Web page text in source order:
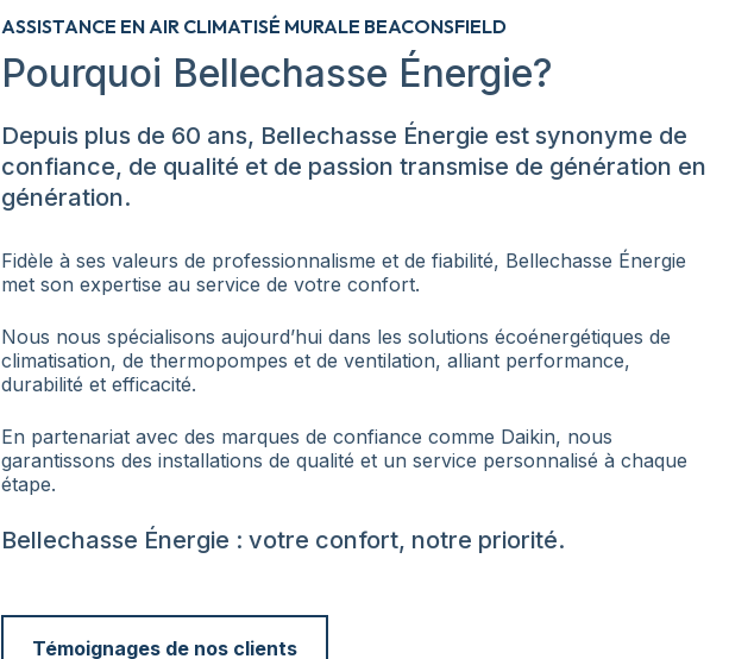
ASSISTANCE EN AIR CLIMATISÉ MURALE BEACONSFIELD
Pourquoi Bellechasse Énergie?
Depuis plus de 60 ans, Bellechasse Énergie est synonyme de
confiance, de qualité et de passion transmise de génération en
génération.
Fidèle à ses valeurs de professionnalisme et de fiabilité, Bellechasse Énergie
met son expertise au service de votre confort.
Nous nous spécialisons aujourd’hui dans les solutions écoénergétiques de
climatisation, de thermopompes et de ventilation, alliant performance,
durabilité et efficacité.
En partenariat avec des marques de confiance comme Daikin, nous
garantissons des installations de qualité et un service personnalisé à chaque
étape.
Bellechasse Énergie : votre confort, notre priorité.
Témoignages de nos clients